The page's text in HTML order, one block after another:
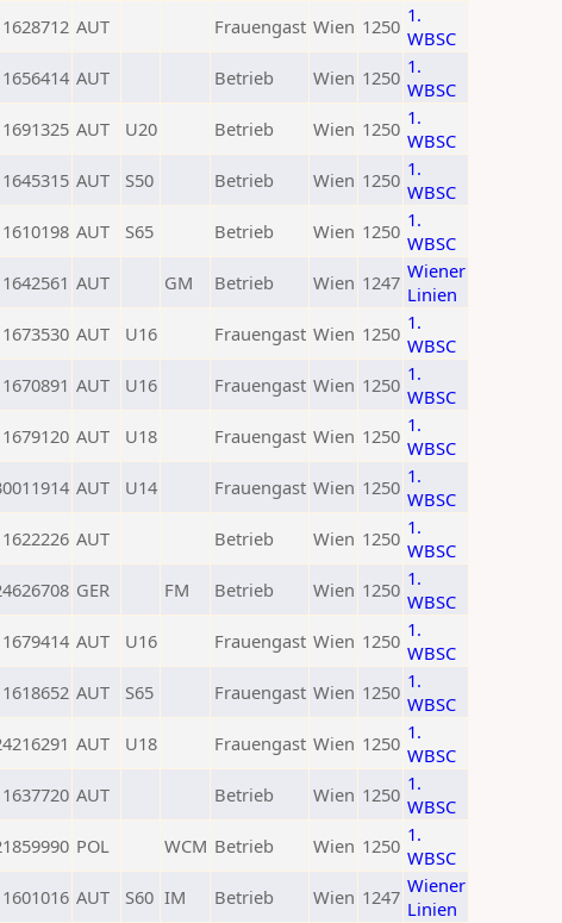
1628712 AUT Frauengast Wien 1250 1.
WBSC
1656414 AUT Betrieb Wien 1250 1.
WBSC
1691325 AUT U20 Betrieb Wien 1250 1.
WBSC
1645315 AUT S50 Betrieb Wien 1250 1.
WBSC
1610198 AUT S65 Betrieb Wien 1250 1.
WBSC
1642561 AUT GM Betrieb Wien 1247 Wiener
Linien
1673530 AUT U16 Frauengast Wien 1250 1.
WBSC
1670891 AUT U16 Frauengast Wien 1250 1.
WBSC
1679120 AUT U18 Frauengast Wien 1250 1.
WBSC
AUT U14 Frauengast Wien 1250 1.
WBSC
1622226 AUT Betrieb Wien 1250 1.
WBSC
GER FM Betrieb Wien 1250 1.
WBSC
1679414 AUT U16 Frauengast Wien 1250 1.
WBSC
1618652 AUT S65 Frauengast Wien 1250 1.
WBSC
AUT U18 Frauengast Wien 1250 1.
WBSC
1637720 AUT Betrieb Wien 1250 1.
WBSC
POL WCM Betrieb Wien 1250 1.
WBSC
1601016 AUT S60 IM Betrieb Wien 1247 Wiener
Linien